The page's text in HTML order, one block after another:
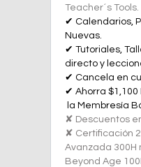
Teacher´s Tools.
✔ Calendarios,
Nuevas.
✔ Tutoriales,
directo y
✔ Cancela en
✔ Ahorra $1,100
la Membresía
✘ Descuentos
✘ Certificación
Avanzada 300H
Beyond Age